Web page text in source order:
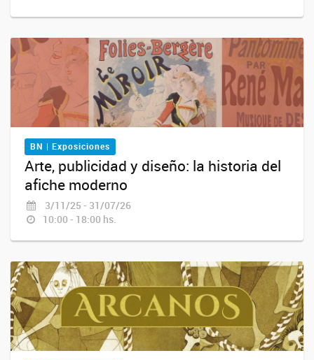
BN | Exposiciones
Arte, publicidad y diseño: la historia del
afiche moderno
3/11/25 - 31/07/26
10:00 - 18:00 hs.